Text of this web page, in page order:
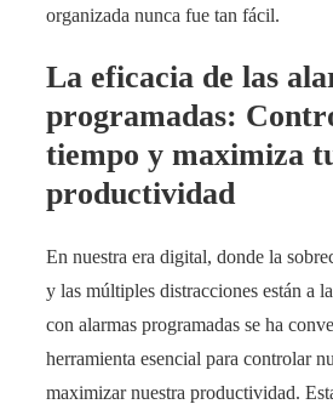
organizada nunca fue tan fácil.
La eficacia de las
programadas:
tiempo y maximiza
productividad
En nuestra era digital, donde la
y las múltiples distracciones están a
con alarmas programadas se ha
herramienta esencial para controlar
maximizar nuestra productividad.